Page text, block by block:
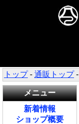
トップ- 通販トップ-
メニュー
新着情報
ショップ概要